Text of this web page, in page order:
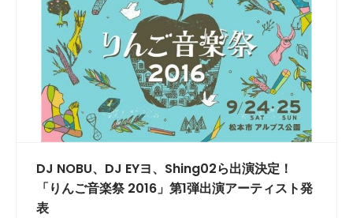
DJ NOBU、DJ EYヨ、Shing02ら出演決定！
「りんご音楽祭 2016」第1弾出演アーティスト発
表